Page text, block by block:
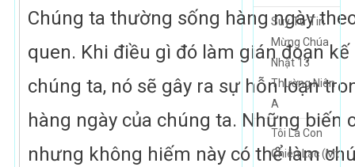
Chúng ta thường sống hàng ngày
quen. Khi điều gì đó làm gián đoạn kế
chúng ta, nó sẽ gây ra sự hỗn loạn
hàng ngày của chúng ta. Những biến
nhưng không hiếm này có thể làm
Suy Tư Tin
Mừng Chúa
Nhật 13
Thường Niên
A
Tôi Là Con
Chiên Lạc (Mt